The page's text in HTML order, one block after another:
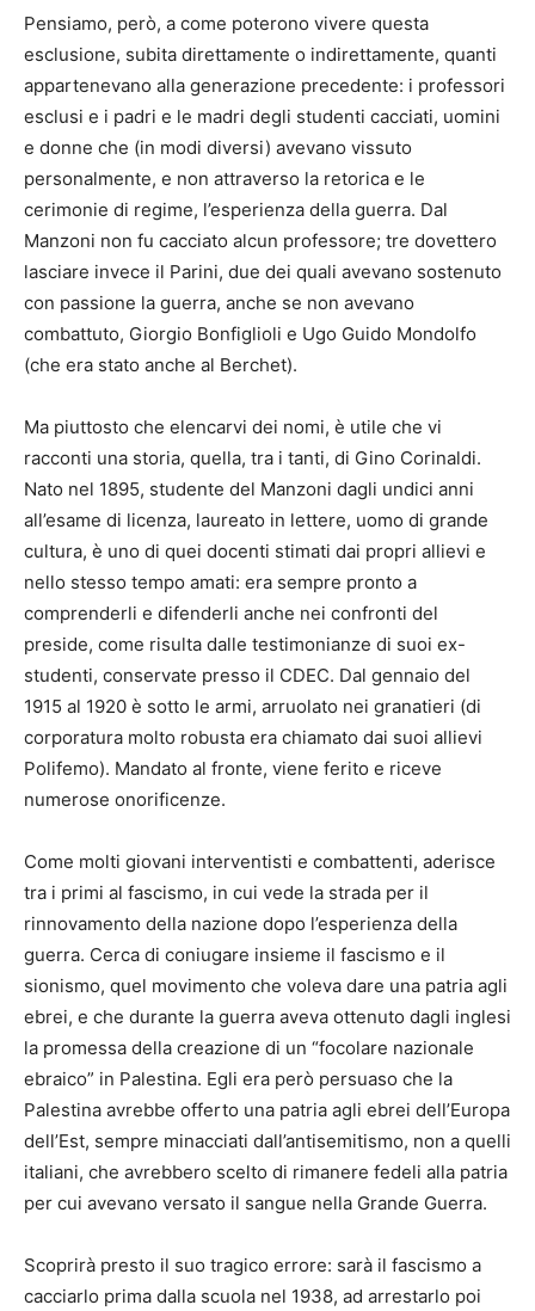
Pensiamo, però, a come poterono vivere questa
esclusione, subita direttamente o indirettamente, quanti
appartenevano alla generazione precedente: i professori
esclusi e i padri e le madri degli studenti cacciati, uomini
e donne che (in modi diversi) avevano vissuto
personalmente, e non attraverso la retorica e le
cerimonie di regime, l’esperienza della guerra. Dal
Manzoni non fu cacciato alcun professore; tre dovettero
lasciare invece il Parini, due dei quali avevano sostenuto
con passione la guerra, anche se non avevano
combattuto, Giorgio Bonfiglioli e Ugo Guido Mondolfo
(che era stato anche al Berchet).
Ma piuttosto che elencarvi dei nomi, è utile che vi
racconti una storia, quella, tra i tanti, di Gino Corinaldi.
Nato nel 1895, studente del Manzoni dagli undici anni
all’esame di licenza, laureato in lettere, uomo di grande
cultura, è uno di quei docenti stimati dai propri allievi e
nello stesso tempo amati: era sempre pronto a
comprenderli e difenderli anche nei confronti del
preside, come risulta dalle testimonianze di suoi ex-
studenti, conservate presso il CDEC. Dal gennaio del
1915 al 1920 è sotto le armi, arruolato nei granatieri (di
corporatura molto robusta era chiamato dai suoi allievi
Polifemo). Mandato al fronte, viene ferito e riceve
numerose onorificenze.
Come molti giovani interventisti e combattenti, aderisce
tra i primi al fascismo, in cui vede la strada per il
rinnovamento della nazione dopo l’esperienza della
guerra. Cerca di coniugare insieme il fascismo e il
sionismo, quel movimento che voleva dare una patria agli
ebrei, e che durante la guerra aveva ottenuto dagli inglesi
la promessa della creazione di un “focolare nazionale
ebraico” in Palestina. Egli era però persuaso che la
Palestina avrebbe offerto una patria agli ebrei dell’Europa
dell’Est, sempre minacciati dall’antisemitismo, non a quelli
italiani, che avrebbero scelto di rimanere fedeli alla patria
per cui avevano versato il sangue nella Grande Guerra.
Scoprirà presto il suo tragico errore: sarà il fascismo a
cacciarlo prima dalla scuola nel 1938, ad arrestarlo poi